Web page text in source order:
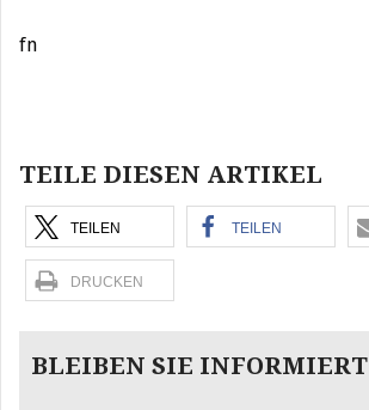
fn
TEILE DIESEN ARTIKEL
TEILEN TEILEN
DRUCKEN
BLEIBEN SIE INFORMIERT